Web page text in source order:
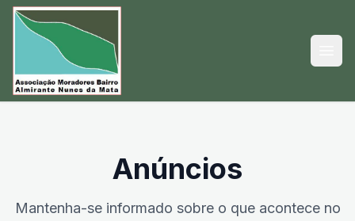
Anúncios
Mantenha-se informado sobre o que acontece no